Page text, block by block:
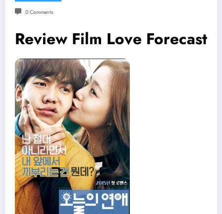
0 Comments
Review Film Love Forecast